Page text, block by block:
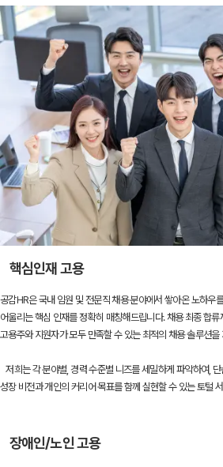
핵심인재 고용
공감HR은 국내 임원 및 전문직 채용 분야에서 쌓아온 노하우
어울리는 핵심 인재를 정확히 매칭해드립니다. 채용 최종 합
고용주와 지원자가 모두 만족할 수 있는 최적의 채용 솔루션을
저희는 각 분야별, 경력 수준별 니즈를 세밀하게 파악하여,
성장 비전과 개인의 커리어 목표를 함께 실현할 수 있는 토털
장애인/노인 고용